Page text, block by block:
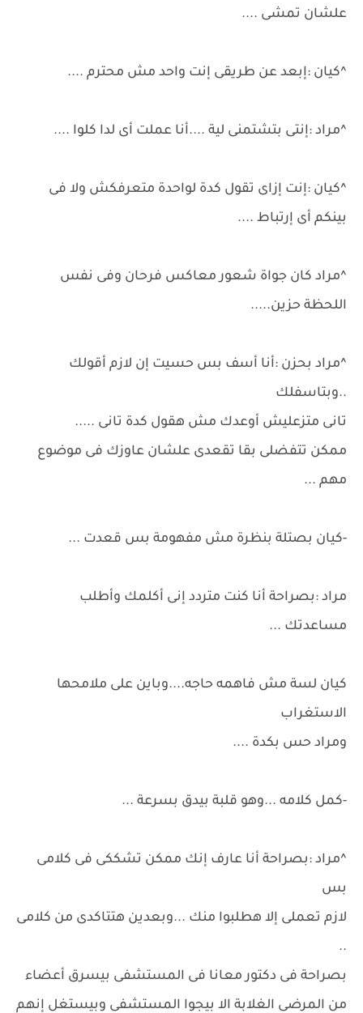
علشان تمشى ....
^كيان :إبعد عن طريقى إنت واحد مش محترم ....
^مراد :إنتى بتشتمنى لية ....أنا عملت أى لدا كلوا ....
^كيان :إنت إزاى تقول كدة لواحدة متعرفكش ولا فى
بينكم أى إرتباط ....
^مراد كان جواة شعور معاكس فرحان وفى نفس
اللحظة حزين.....
^مراد بحزن :أنا أسف بس حسيت إن لازم أقولك
..وبتاسفلك
تانى متزعليش أوعدك مش هقول كدة تانى .....
ممكن تتفضلى بقا تقعدى علشان عاوزك فى موضوع
مهم ...
-كيان بصتلة بنظرة مش مفهومة بس قعدت ...
مراد :بصراحة أنا كنت متردد إنى أكلمك وأطلب
مساعدتك ...
كيان لسة مش فاهمه حاجه....وباين على ملامحها
الاستغراب
ومراد حس بكدة ....
-كمل كلامه ...وهو قلبة بيدق بسرعة ...
^مراد :بصراحة أنا عارف إنك ممكن تشككى فى كلامى
بس
لازم تعملى إلا هطلبوا منك ...وبعدين هتتاكدى من كلامى
..
بصراحة فى دكتور معانا فى المستشفى بيسرق أعضاء
من المرضى الغلابة الا بيجوا المستشفى وبيستغل إنهم